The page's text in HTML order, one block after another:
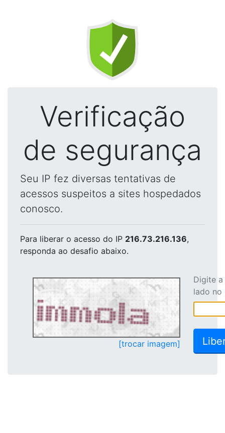
Verificação
de segurança
Seu IP fez diversas tentativas de
acessos suspeitos a sites hospedados
conosco.
Para liberar o acesso do IP 216.73.216.136,
responda ao desafio abaixo.
[trocar imagem]
Digite
lado no